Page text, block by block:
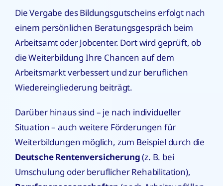
Die Vergabe des Bildungsgutscheins erfolgt nach
einem persönlichen Beratungsgespräch beim
Arbeitsamt oder Jobcenter. Dort wird geprüft, ob
die Weiterbildung Ihre Chancen auf dem
Arbeitsmarkt verbessert und zur beruflichen
Wiedereingliederung beiträgt.
Darüber hinaus sind – je nach individueller
Situation – auch weitere Förderungen für
Weiterbildungen möglich, zum Beispiel durch die
Deutsche Rentenversicherung(z. B. bei
Umschulung oder beruflicher Rehabilitation),